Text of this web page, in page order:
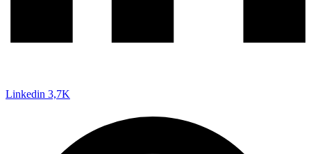
Linkedin 3,7K